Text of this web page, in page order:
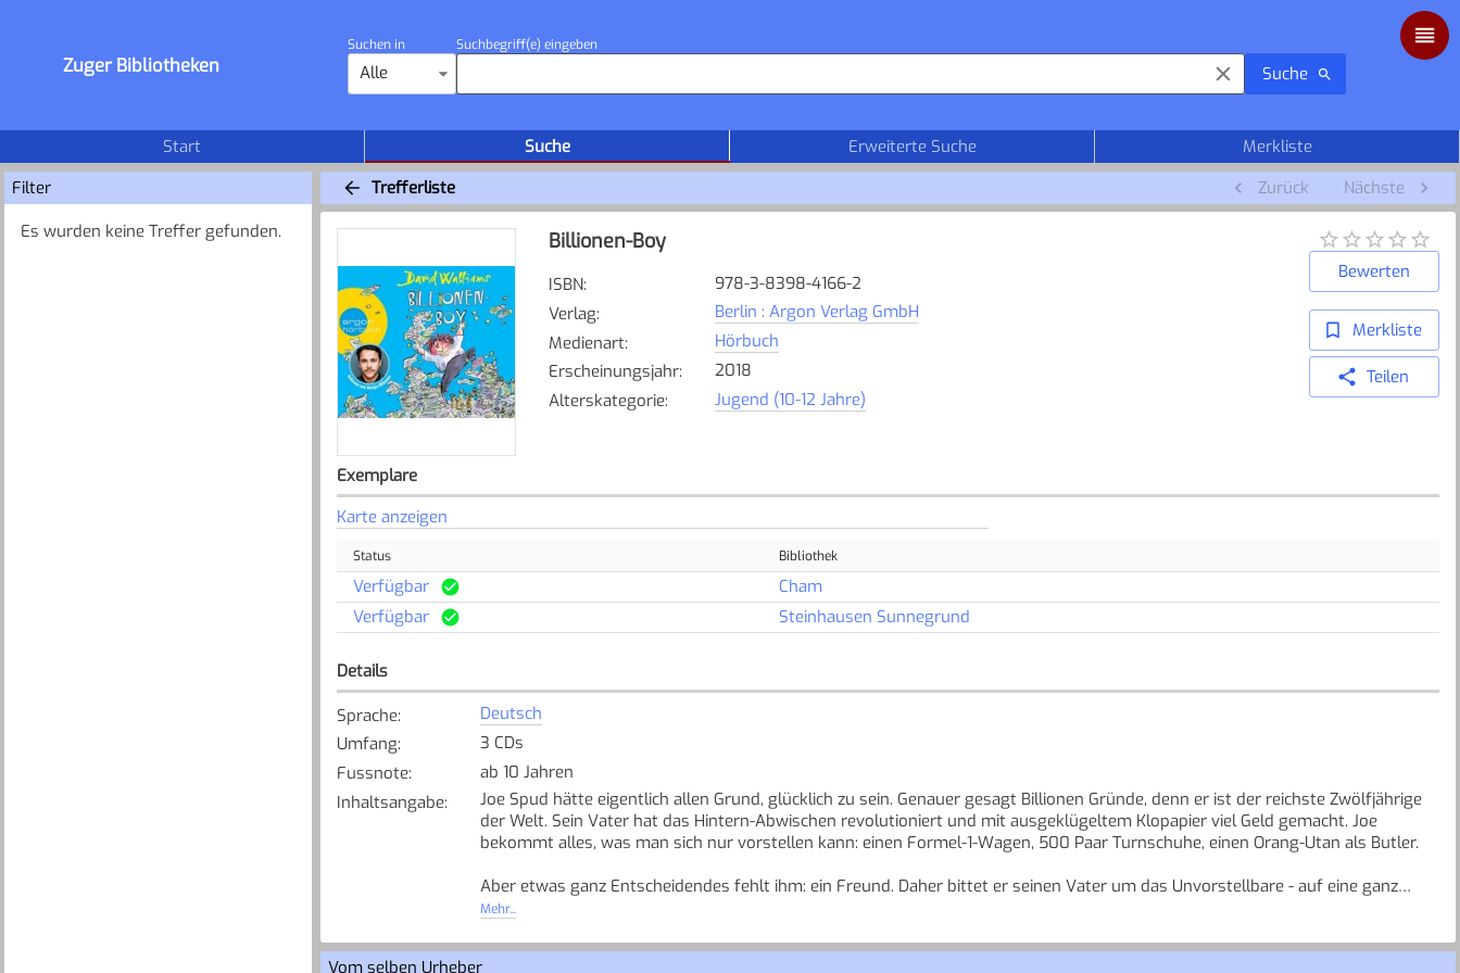
Zuger Bibliotheken
Suchen in
Alle
Suchbegriff(e) eingeben
Suche
Start Suche Erweiterte Suche
Merkliste
Filter
Es wurden keine Treffer gefunden.
Trefferliste Zurück Nächste
Billionen-Boy
ISBN:
978-3-8398-4166-2
Verlag:
Berlin : Argon Verlag GmbH
Medienart:
Hörbuch
Erscheinungsjahr:
2018
Alterskategorie: Jugend (10-12 Jahre)
Bewerten
Merkliste
Teilen
Exemplare
Karte anzeigen
Status Bibliothek
Verfügbar
Cham
Verfügbar
Steinhausen Sunnegrund
Details
Sprache:
Deutsch
Umfang:
3 CDs
Fussnote:
ab 10 Jahren
Inhaltsangabe:
Joe Spud hätte eigentlich allen Grund, glücklich zu sein. Genauer gesagt Billionen Gründe, denn er ist der reichste Zwölfjährige
der Welt. Sein Vater hat das Hintern-Abwischen revolutioniert und mit ausgeklügeltem Klopapier viel Geld gemacht. Joe
bekommt alles, was man sich nur vorstellen kann: einen Formel-1-Wagen, 500 Paar Turnschuhe, einen Orang-Utan als Butler.
Aber etwas ganz Entscheidendes fehlt ihm: ein Freund. Daher bittet er seinen Vater um das Unvorstellbare - auf eine ganz
normale Schule gehen zu dürfen, inkognito. Damit beginnen natürlich jede Menge urkomische Verwicklungen, die am Ende
[Quelle: Buchhaus.ch, bearbeitet mit ChatGPT]
Mehr...
Vom selben Urheber